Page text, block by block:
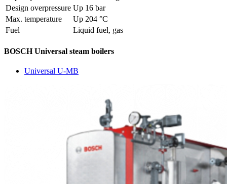
Design overpressure Up 16 bar
Max. temperature
Up 204 °C
Fuel
Liquid fuel, gas
BOSCH Universal steam boilers
Universal U-MB